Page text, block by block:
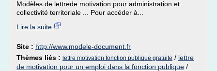
Modèles de lettrede motivation pour administration et
collectivité territoriale ... Pour accéder à...
Lire la suite
Site : http://www.modele-document.fr
Thèmes liés : lettre motivation fonction publique gratuite / lettre
de motivation pour un emploi dans la fonction publique /